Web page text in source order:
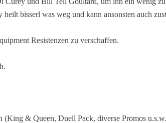
bisserl was weg und kann ansonsten auch
Resistenzen zu verschaffen.
& Queen, Duell Pack, diverse Promos